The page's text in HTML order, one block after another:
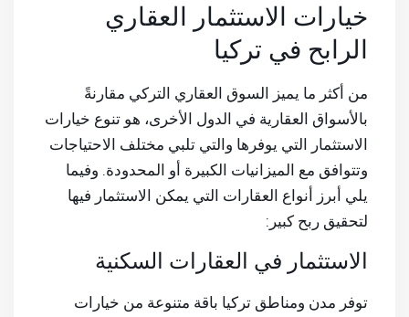
خيارات الاستثمار العقاري
الرابح في تركيا
من أكثر ما يميز السوق العقاري التركي مقارنةً
بالأسواق العقارية في الدول الأخرى، هو تنوع خيارات
الاستثمار التي يوفرها والتي تلبي مختلف الاحتياجات
وتتوافق مع الميزانيات الكبيرة أو المحدودة. وفيما
يلي أبرز أنواع العقارات التي يمكن الاستثمار فيها
لتحقيق ربح كبير:
الاستثمار في العقارات السكنية
توفر مدن ومناطق تركيا باقة متنوعة من خيارات